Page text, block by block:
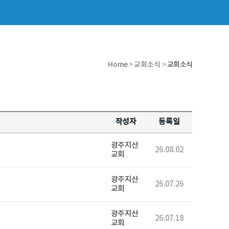
Home>교회소식 >교회소식
작성자 등록일
광주지산
교회
26.08.02
광주지산
교회
26.07.26
광주지산
교회
26.07.18